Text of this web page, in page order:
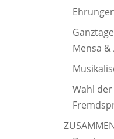
Mensa &
Wahl der